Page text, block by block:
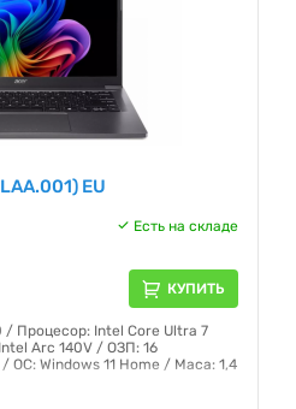
EU
Есть на складе
КУПИТЬ
/ Процесор: Intel Core Ultra 7
Arc 140V / ОЗП: 16
/ ОС: Windows 11 Home / Маса: 1,4